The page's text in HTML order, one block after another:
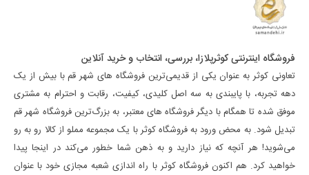
فروشگاه اینترنتی کوثرپلازا، بررسی، انتخاب و خرید آنلاین
تعاونی کوثر به عنوان یکی از قدیمی‌ترین فروشگاه های شهر قم با بیش از یک
دهه تجربه، با پایبندی به سه اصل کلیدی، کیفیت، رقابت و احترام به مشتری
موفق شده تا همگام با دیگر فروشگاه های معتبر، به بزرگ‌ترین فروشگاه شهر قم
تبدیل شود. به محض ورود به فروشگاه کوثر با یک مجموعه مملو از کالا رو به رو
می‌شوید! هر آنچه که نیاز دارید و به ذهن شما خطور می‌کند در اینجا پیدا
خواهید کرد. هم اکنون فروشگاه کوثر با راه اندازی شعبه مجازی خود با عنوان